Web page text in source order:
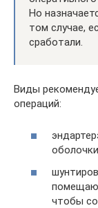
Но
том случае,
сработали.
Виды
операций:
чтобы